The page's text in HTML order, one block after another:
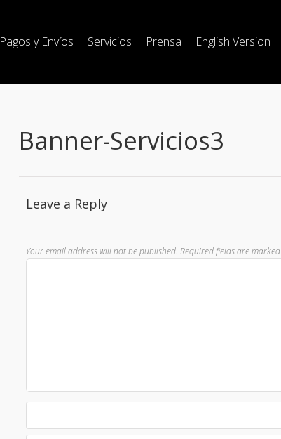
Pagos y Envíos Servicios Prensa English Version
Banner-Servicios3
Leave a Reply
Your email address will not be published. Required fields are marked